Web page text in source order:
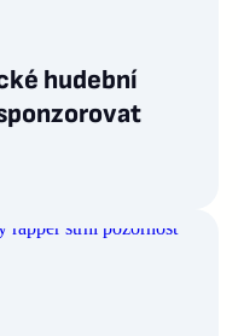
hudební